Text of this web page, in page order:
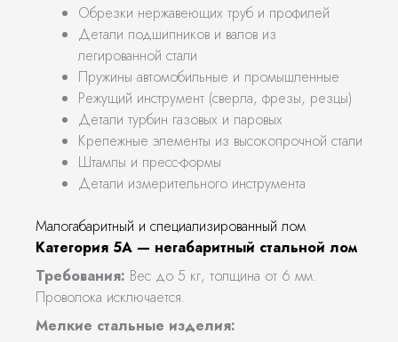
Обрезки нержавеющих труб и профилей
Детали подшипников и валов из
легированной стали
Пружины автомобильные и промышленные
Режущий инструмент (сверла, фрезы, резцы)
Детали турбин газовых и паровых
Крепежные элементы из высокопрочной стали
Штампы и пресс-формы
Детали измерительного инструмента
Малогабаритный и специализированный лом
Категория 5А — негабаритный стальной лом
Требования: Вес до 5 кг, толщина от 6 мм.
Проволока исключается.
Мелкие стальные изделия: